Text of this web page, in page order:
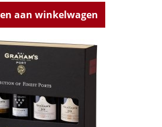
aan winkelwagen